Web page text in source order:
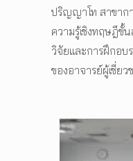
ปริญญาโท สาขากา
ความรู้เชิงทฤษฎีขั้
วิจัยและการฝึกอบ
ของอาจารย์ผู้เชี่